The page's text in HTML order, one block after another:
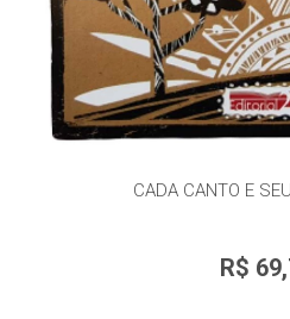
CADA CANTO E
R$